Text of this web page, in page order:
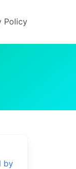
Policy
by